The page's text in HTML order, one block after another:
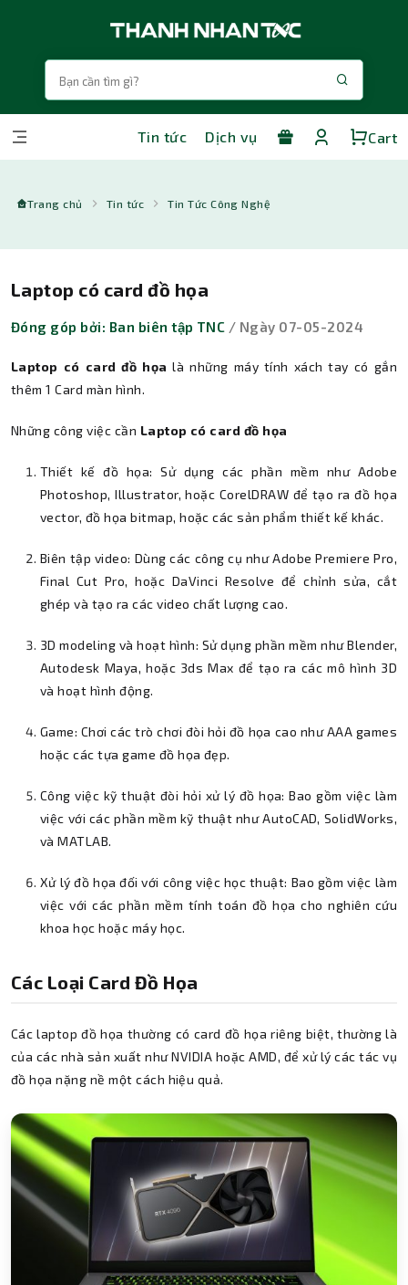
Tin tức Dịch vụ Cart
Trang chủ Tin tức Tin Tức Công Nghệ
Laptop có card đồ họa
Đóng góp bởi: Ban biên tập TNC / Ngày 07-05-2024
Laptop có card đồ họa là những máy tính xách tay có gắn
thêm 1 Card màn hình.
Những công việc cần Laptop có card đồ họa
Thiết kế đồ họa: Sử dụng các phần mềm như Adobe
Photoshop, Illustrator, hoặc CorelDRAW để tạo ra đồ họa
vector, đồ họa bitmap, hoặc các sản phẩm thiết kế khác.
Biên tập video: Dùng các công cụ như Adobe Premiere Pro,
Final Cut Pro, hoặc DaVinci Resolve để chỉnh sửa, cắt
ghép và tạo ra các video chất lượng cao.
3D modeling và hoạt hình: Sử dụng phần mềm như Blender,
Autodesk Maya, hoặc 3ds Max để tạo ra các mô hình 3D
và hoạt hình động.
Game: Chơi các trò chơi đòi hỏi đồ họa cao như AAA games
hoặc các tựa game đồ họa đẹp.
Công việc kỹ thuật đòi hỏi xử lý đồ họa: Bao gồm việc làm
việc với các phần mềm kỹ thuật như AutoCAD, SolidWorks,
và MATLAB.
Xử lý đồ họa đối với công việc học thuật: Bao gồm việc làm
việc với các phần mềm tính toán đồ họa cho nghiên cứu
khoa học hoặc máy học.
Các Loại Card Đồ Họa
Các laptop đồ họa thường có card đồ họa riêng biệt, thường là
của các nhà sản xuất như NVIDIA hoặc AMD, để xử lý các tác vụ
đồ họa nặng nề một cách hiệu quả.